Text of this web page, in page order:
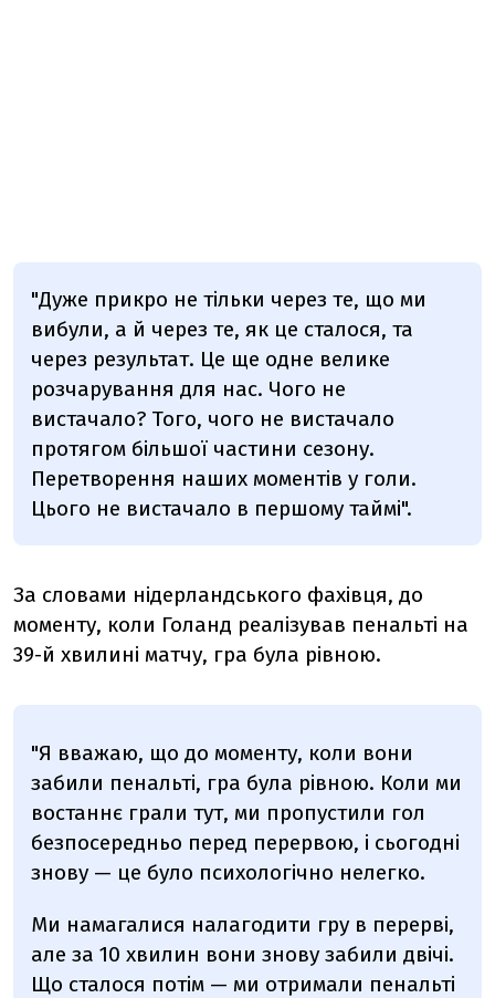
"Дуже прикро не тільки через те, що ми
вибули, а й через те, як це сталося, та
через результат. Це ще одне велике
розчарування для нас. Чого не
вистачало? Того, чого не вистачало
протягом більшої частини сезону.
Перетворення наших моментів у голи.
Цього не вистачало в першому таймі".
За словами нідерландського фахівця, до
моменту, коли Голанд реалізував пенальті на
39-й хвилині матчу, гра була рівною.
"Я вважаю, що до моменту, коли вони
забили пенальті, гра була рівною. Коли ми
востаннє грали тут, ми пропустили гол
безпосередньо перед перервою, і сьогодні
знову — це було психологічно нелегко.
Ми намагалися налагодити гру в перерві,
але за 10 хвилин вони знову забили двічі.
Що сталося потім — ми отримали пенальті